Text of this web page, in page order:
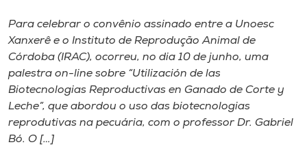
I.nova
Diplomados
Cultura
Para celebrar o convênio assinado entre a Unoesc
Xanxerê e o Instituto de Reprodução Animal de
Córdoba (IRAC), ocorreu, no dia 10 de junho, uma
palestra on-line sobre “Utilización de las
Biotecnologias Reproductivas en Ganado de Corte y
Leche”, que abordou o uso das biotecnologias
reprodutivas na pecuária, com o professor Dr. Gabriel
Bó. O […]